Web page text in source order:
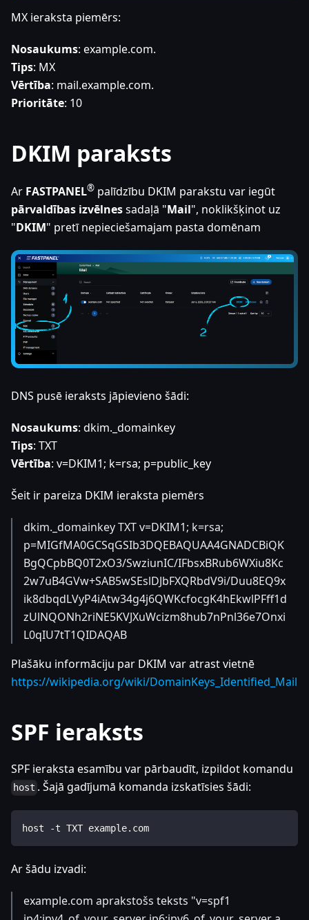
MX ieraksta piemērs:
Nosaukums: example.com.
Tips: MX
Vērtība: mail.example.com.
Prioritāte: 10
DKIM paraksts
Ar FASTPANEL® palīdzību DKIM parakstu var iegūt
pārvaldības izvēlnessadaļā "Mail", noklikšķinot uz
"DKIM" pretī nepieciešamajam pasta domēnam
DNS pusē ieraksts jāpievieno šādi:
Nosaukums: dkim._domainkey
Tips: TXT
Vērtība: v=DKIM1; k=rsa; p=public_key
Šeit ir pareiza DKIM ieraksta piemērs
dkim._domainkey TXT v=DKIM1; k=rsa;
p=MIGfMA0GCSqGSIb3DQEBAQUAA4GNADCBiQK
BgQCpbBQ0T2xO3/SwziunIC/IFbsxBRub6WXiu8Kc
2w7uB4GVw+SAB5wSEslDJbFXQRbdV9i/Duu8EQ9x
ik8dbqdLVyP4iAtw34g4j6QWKcfocgK4hEkwlPFff1d
zUlNQONh2riNE5KVJXuWcizm8hub7nPnl36e7Onxi
L0qIU7tT1QIDAQAB
Plašāku informāciju par DKIM var atrast vietnē
https://wikipedia.org/wiki/DomainKeys_Identified_Mail
SPF ieraksts
SPF ieraksta esamību var pārbaudīt, izpildot komandu
host . Šajā gadījumā komanda izskatīsies šādi:
host -t TXT example.com
Ar šādu izvadi:
example.com aprakstošs teksts "v=spf1